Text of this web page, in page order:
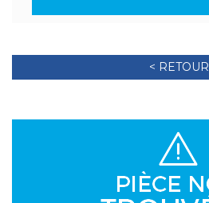
< RETOUR